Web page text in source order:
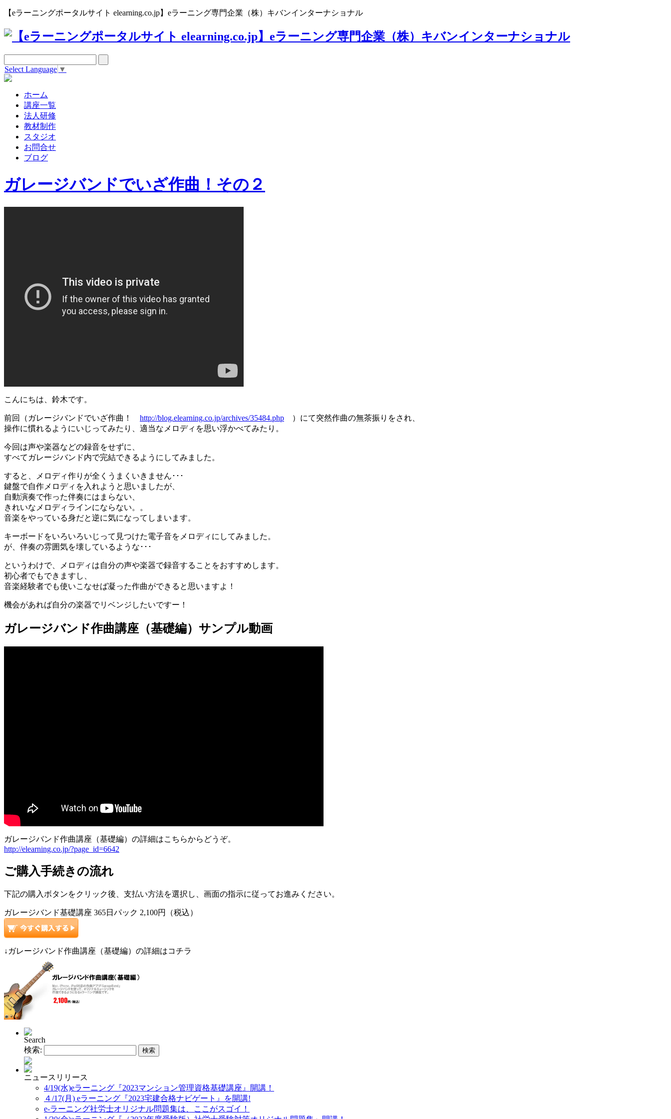
【eラーニングポータルサイト elearning.co.jp】eラーニング専門企業（株）キバンインターナショナル
Select Language ▼
ホーム
講座一覧
法人研修
教材制作
スタジオ
お問合せ
ブログ
ガレージバンドでいざ作曲！その２
こんにちは、鈴木です。
前回（ガレージバンドでいざ作曲！ http://blog.elearning.co.jp/archives/35484.php ）にて突然作曲の無茶振りをされ、
操作に慣れるようにいじってみたり、適当なメロディを思い浮かべてみたり。
今回は声や楽器などの録音をせずに、
すべてガレージバンド内で完結できるようにしてみました。
すると、メロディ作りが全くうまくいきません･･･
鍵盤で自作メロディを入れようと思いましたが、
自動演奏で作った伴奏にはまらない、
きれいなメロディラインにならない。。
音楽をやっている身だと逆に気になってしまいます。
キーボードをいろいろいじって見つけた電子音をメロディにしてみました。
が、伴奏の雰囲気を壊しているような･･･
というわけで、メロディは自分の声や楽器で録音することをおすすめします。
初心者でもできますし、
音楽経験者でも使いこなせば凝った作曲ができると思いますよ！
機会があれば自分の楽器でリベンジしたいですー！
ガレージバンド作曲講座（基礎編）サンプル動画
ガレージバンド作曲講座（基礎編）の詳細はこちらからどうぞ。
http://elearning.co.jp/?page_id=6642
ご購入手続きの流れ
下記の購入ボタンをクリック後、支払い方法を選択し、画面の指示に従ってお進みください。
ガレージバンド基礎講座 365日パック 2,100円（税込）
↓ガレージバンド作曲講座（基礎編）の詳細はコチラ
Search
検索:
ニュースリリース
4/19(水)eラーニング『2023マンション管理資格基礎講座』開講！
４/17(月) eラーニング『2023宅建合格ナビゲート』を開講!
e-ラーニング社労士オリジナル問題集は、ここがスゴイ！